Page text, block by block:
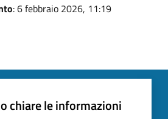
: 6 febbraio 2026, 11:19
chiare le informazioni